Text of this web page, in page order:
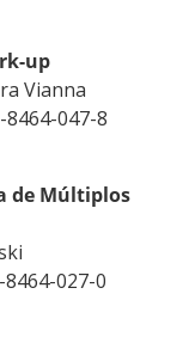
up
Vianna
047-8
de Múltiplos
027-0